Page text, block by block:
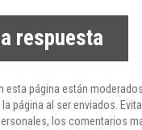
respuesta
esta página están
página al ser enviados.
los comentarios